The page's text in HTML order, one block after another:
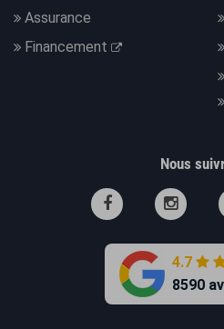
Assurance
Financement
Nous
4.7
8590